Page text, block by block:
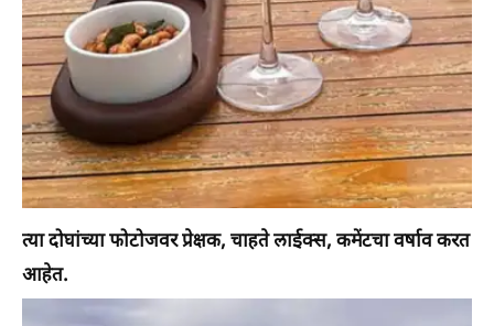
त्या दोघांच्या फोटोजवर प्रेक्षक, चाहते लाईक्स, कमेंटचा वर्षाव करत
आहेत.